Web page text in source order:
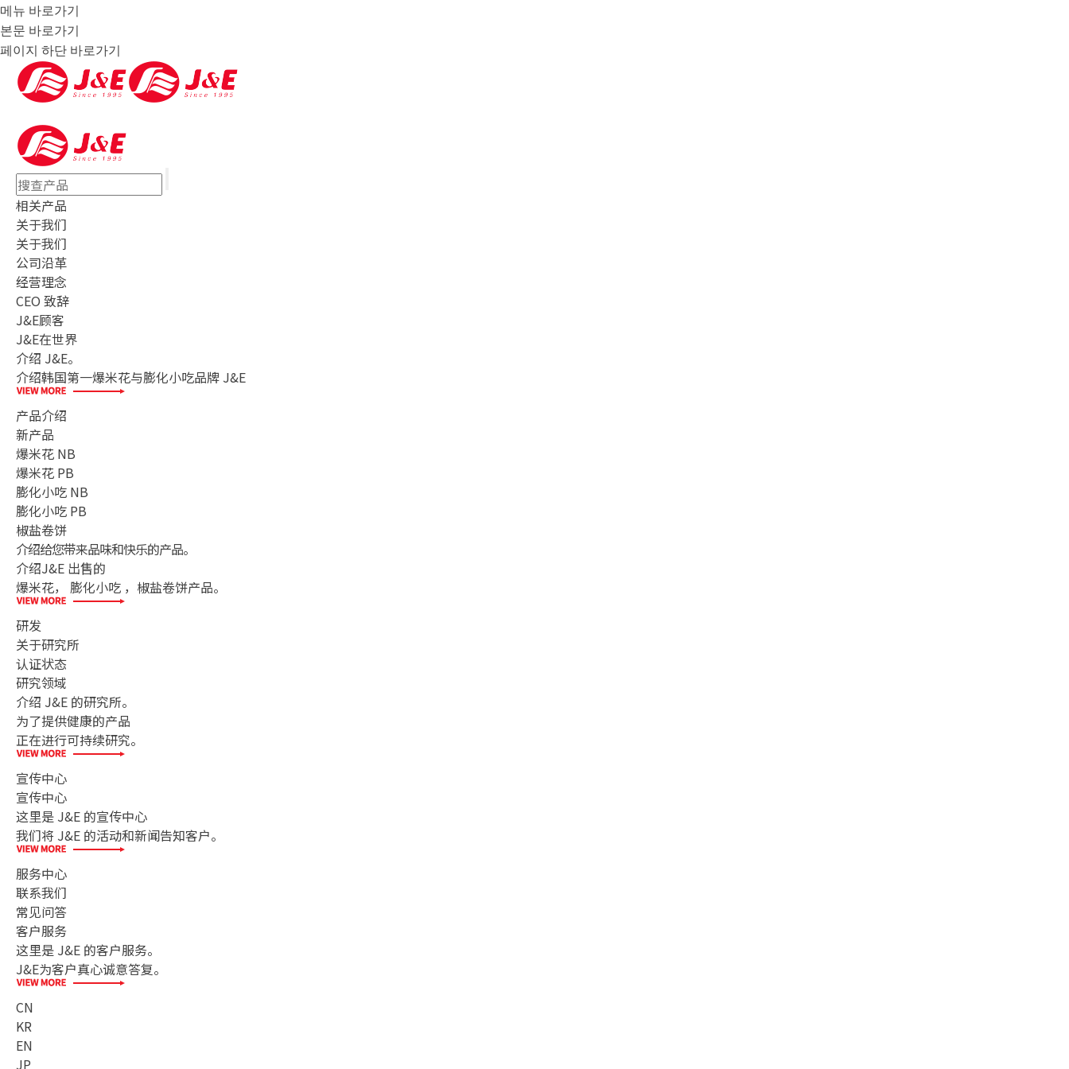
메뉴 바로가기
본문 바로가기
페이지 하단 바로가기
相关产品
关于我们
关于我们
公司沿革
经营理念
CEO 致辞
J&E顾客
J&E在世界
介绍 J&E。
介绍韩国第一爆米花与膨化小吃品牌 J&E
产品介绍
新产品
爆米花 NB
爆米花 PB
膨化小吃 NB
膨化小吃 PB
椒盐卷饼
介绍给您带来品味和快乐的产品。
介绍J&E 出售的
爆米花， 膨化小吃 ，椒盐卷饼产品。
研发
关于研究所
认证状态
研究领域
介绍 J&E 的研究所。
为了提供健康的产品
正在进行可持续研究。
宣传中心
宣传中心
这里是 J&E 的宣传中心
我们将 J&E 的活动和新闻告知客户。
服务中心
联系我们
常见问答
客户服务
这里是 J&E 的客户服务。
J&E为客户真心诚意答复。
CN
KR
EN
JP